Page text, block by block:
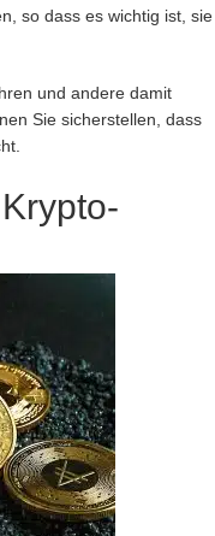
so dass es wichtig ist, sie
und andere damit
Sie sicherstellen, dass